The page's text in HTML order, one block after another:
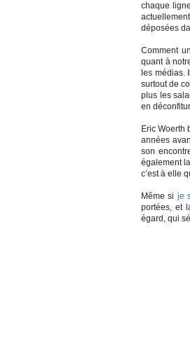
chaque
déposées
Comment
quant à
les médias.
surtout de
plus les
en
Eric Woerth
années
son
également
c’est à elle
Même si je
portées, et
égard, qui